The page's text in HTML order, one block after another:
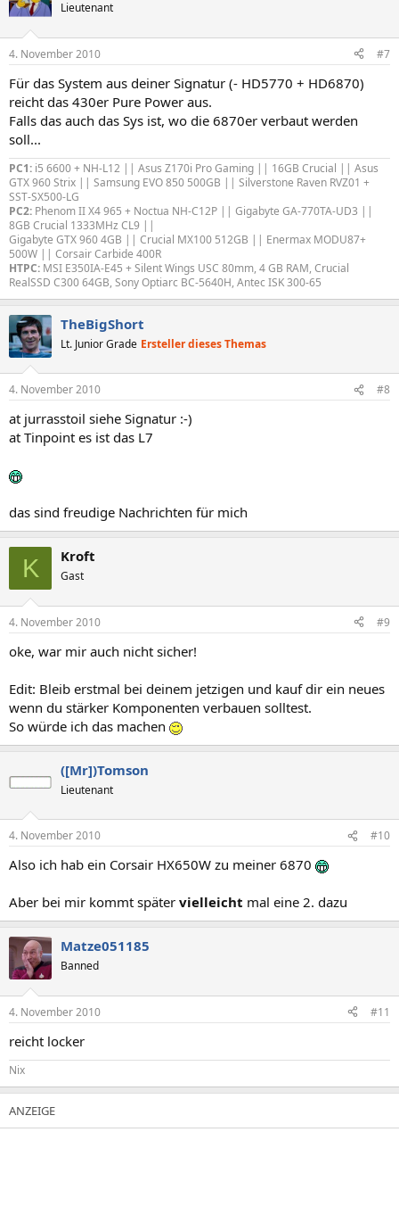
Lieutenant
4. November 2010 #7
Für das System aus deiner Signatur (- HD5770 + HD6870)
reicht das 430er Pure Power aus.
Falls das auch das Sys ist, wo die 6870er verbaut werden
soll...
PC1: i5 6600 + NH-L12 || Asus Z170i Pro Gaming || 16GB Crucial || Asus
GTX 960 Strix || Samsung EVO 850 500GB || Silverstone Raven RVZ01 +
SST-SX500-LG
PC2: Phenom II X4 965 + Noctua NH-C12P || Gigabyte GA-770TA-UD3 ||
8GB Crucial 1333MHz CL9 ||
Gigabyte GTX 960 4GB || Crucial MX100 512GB || Enermax MODU87+
500W || Corsair Carbide 400R
HTPC: MSI E350IA-E45 + Silent Wings USC 80mm, 4 GB RAM, Crucial
RealSSD C300 64GB, Sony Optiarc BC-5640H, Antec ISK 300-65
TheBigShort
Lt. Junior Grade Ersteller dieses Themas
4. November 2010 #8
at jurrasstoil siehe Signatur :-)
at Tinpoint es ist das L7
das sind freudige Nachrichten für mich
K Kroft
Gast
4. November 2010 #9
oke, war mir auch nicht sicher!
Edit: Bleib erstmal bei deinem jetzigen und kauf dir ein neues
wenn du stärker Komponenten verbauen solltest.
So würde ich das machen
([Mr])Tomson
Lieutenant
4. November 2010 #10
Also ich hab ein Corsair HX650W zu meiner 6870
Aber bei mir kommt später vielleicht mal eine 2. dazu
Matze051185
Banned
4. November 2010 #11
reicht locker
Nix